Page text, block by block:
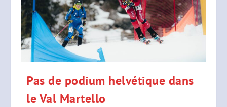
Pas de podium helvétique dans
le Val Martello